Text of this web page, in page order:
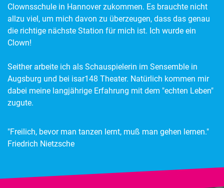
Clownsschule in Hannover zukommen. Es brauchte nicht
allzu viel, um mich davon zu überzeugen, dass das genau
die richtige nächste Station für mich ist. Ich wurde ein
Clown!
Seither arbeite ich als Schauspielerin im Sensemble in
Augsburg und bei isar148 Theater. Natürlich kommen mir
dabei meine langjährige Erfahrung mit dem "echten Leben"
zugute.
"Freilich, bevor man tanzen lernt, muß man gehen lernen."
Friedrich Nietzsche